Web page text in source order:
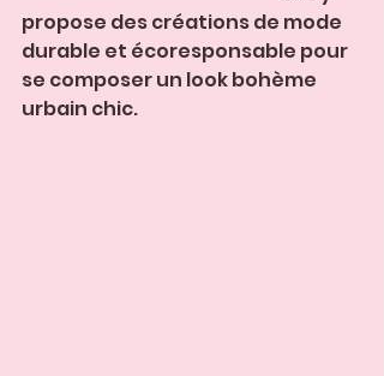
propose des créations de mode
durable et écoresponsable pour
se composer un look bohème
urbain chic.